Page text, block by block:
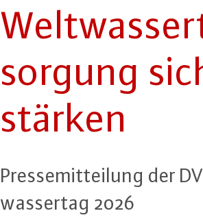
sor­gung
stärken
Pres­se­mit­tei­lung der
was­ser­tag 2026